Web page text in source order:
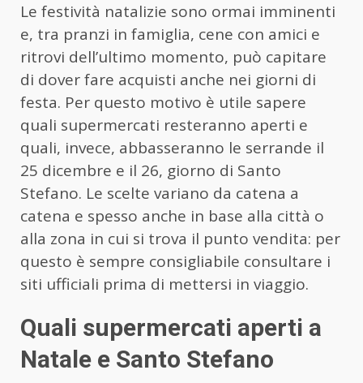
Le festività natalizie sono ormai imminenti
e, tra pranzi in famiglia, cene con amici e
ritrovi dell’ultimo momento, può capitare
di dover fare acquisti anche nei giorni di
festa. Per questo motivo è utile sapere
quali supermercati resteranno aperti e
quali, invece, abbasseranno le serrande il
25 dicembre e il 26, giorno di Santo
Stefano. Le scelte variano da catena a
catena e spesso anche in base alla città o
alla zona in cui si trova il punto vendita: per
questo è sempre consigliabile consultare i
siti ufficiali prima di mettersi in viaggio.
Quali supermercati aperti a
Natale e Santo Stefano